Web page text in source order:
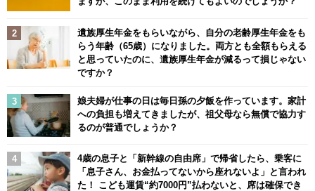
遺族厚生年金をもらいながら、自分の老齢厚生年金をも
らう年齢（65歳）になりました。両方とも全額もらえる
と思っていたのに、遺族厚生年金が減るって損じゃない
ですか？
娘夫婦が仕事の日は毎日孫の夕飯を作っています。家計
への負担も増えてきましたが、祖父母なら無償で協力す
るのが普通でしょうか？
4歳の息子と「新幹線の自由席」で帰省したら、乗客に
「息子さん、お金払ってないから座れないよ」と言われ
た！ こども運賃“約7000円”払わないと、席は確保でき